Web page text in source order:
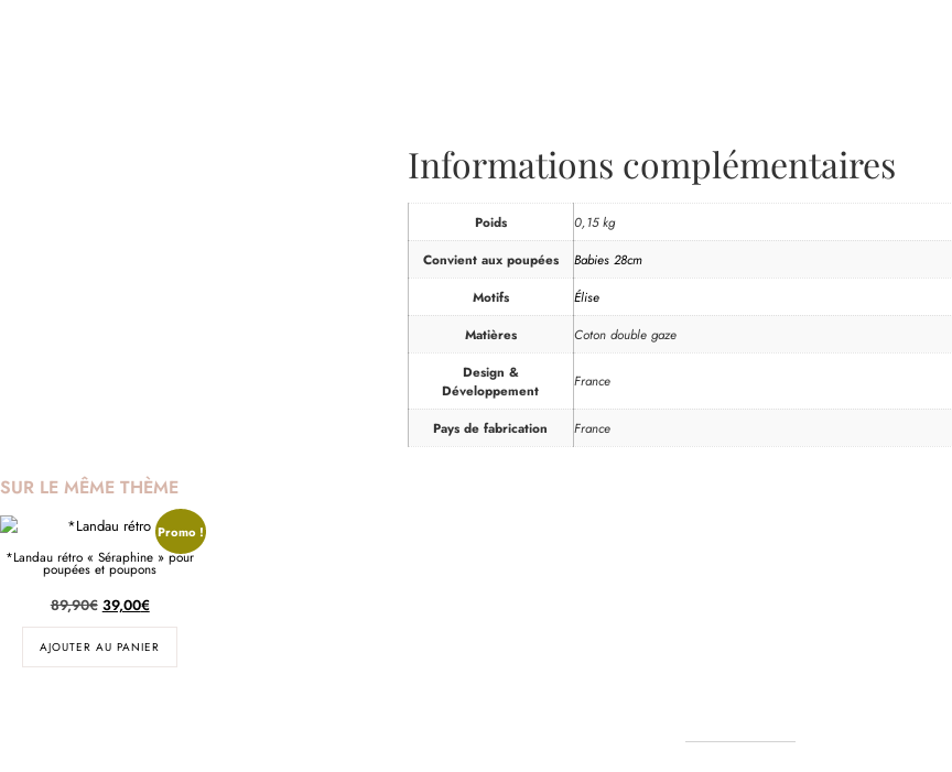
Informations complémentaires
Poids
0,15 kg
Convient aux poupées
Babies 28cm
Motifs
Élise
Matières
Coton double gaze
Design &
Développement
France
Pays de fabrication France
SUR LE MÊME THÈME
Promo !
*Landau rétro « Séraphine » pour
poupées et poupons
89,90€ 39,00€
AJOUTER AU PANIER